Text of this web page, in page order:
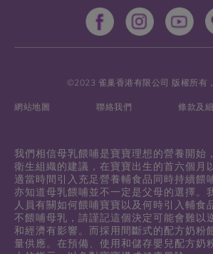
©2023 雀巢香港有限公司 版權所有
網站地圖 聯絡我們 條款及
我們相信母乳餵哺是寶寶理想的營養開始
衛生組織的建議，在寶寶出生的首六個月
適當時間引入充足營養輔食品同時持續餵
亦知道母乳餵哺並不一定是父母的選擇。
人員有關如何餵哺寶寶以及何時引入輔食
不餵哺母乳，請謹記這個決定可能會難以
和經濟有影響。而採用間斷式的配方奶粉
量供應。在預備、使用和儲存嬰兒配方奶